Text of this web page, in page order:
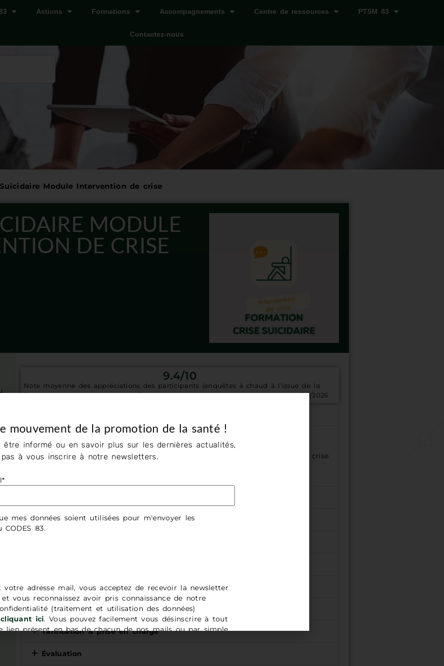
Actions Formations Accompagnements Centre de ressources PTSM 83
Contactez-nous
Module Intervention de crise
MODULE
DE CRISE
Note moyenne des appréciations des participants (enquêtes à chaud à l'issue de la
formation) - Formation non certifiante - Formation sur devis - Mis à jour le 07/01/2026
9.4/10
Améliorer les compétences cliniques et les habiletés en intervention de crise
Effectif
Modalités, dates, durée & rythme
Statistiques
Tarification & prise en charge
Évaluation
mouvement de la promotion de la santé !
être informé ou en savoir plus sur les dernières actualités,
pas à vous inscrire à notre newsletters.
mes données soient utilisées pour m'envoyer les
CODES 83.
votre adresse mail, vous acceptez de recevoir la newsletter
et vous reconnaissez avoir pris connaissance de notre
(traitement et utilisation des données)
ici. Vous pouvez facilement vous désinscrire à tout
lien présent en bas de chacun de nos mails ou par simple